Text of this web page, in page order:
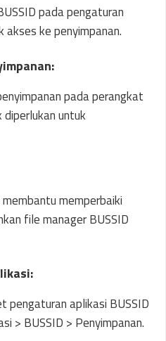
pada pengaturan
ke penyimpanan.
pada perangkat
untuk
memperbaiki
file manager BUSSID
pengaturan aplikasi BUSSID
> BUSSID > Penyimpanan.